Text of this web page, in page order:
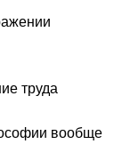
труда
вообще